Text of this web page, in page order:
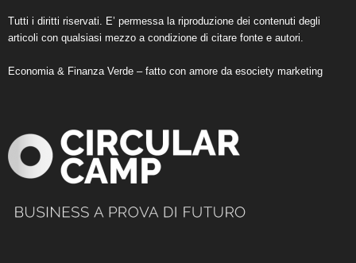
Tutti i diritti riservati. E’ permessa la riproduzione dei contenuti degli
articoli con qualsiasi mezzo a condizione di citare fonte e autori.
Economia & Finanza Verde – fatto con amore da esociety marketing